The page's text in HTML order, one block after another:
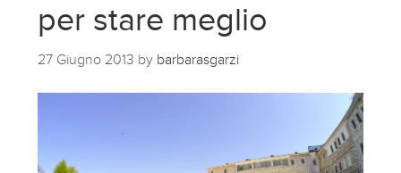
per stare meglio
27 Giugno 2013 by barbarasgarzi